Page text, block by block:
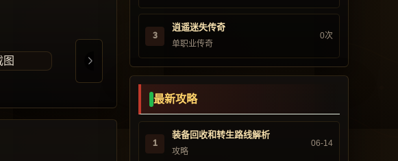
3
逍遥迷失传奇
单职业传奇
0次
最新攻略
1
装备回收和转生路线解析
攻略
06-14